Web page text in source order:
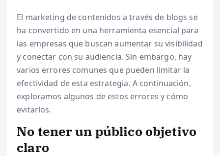
El marketing de contenidos a través de blogs se
ha convertido en una herramienta esencial para
las empresas que buscan aumentar su visibilidad
y conectar con su audiencia. Sin embargo, hay
varios errores comunes que pueden limitar la
efectividad de esta estrategia. A continuación,
exploramos algunos de estos errores y cómo
evitarlos.
No tener un público objetivo
claro